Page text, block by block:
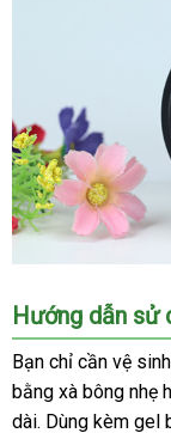
Lovetoy
Double
Side
2
Đầu
Hướng dẫn sử
Bạn chỉ cần vệ
bằng xà bông nhẹ
dài. Dùng kèm gel